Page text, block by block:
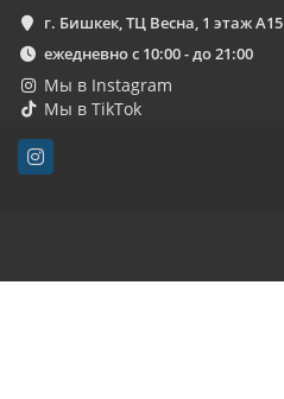
г. Бишкек, ТЦ Весна, 1 этаж А15
ежедневно с 10:00 - до 21:00
Мы в Instagram
Мы в TikTok